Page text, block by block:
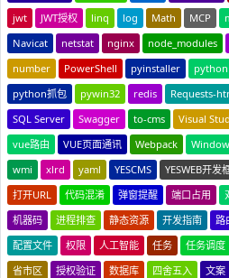
jwt
JWT授权 linq log Math MCP
Navicat
netstat nginx node_modules
number
PowerShell pyinstaller python
python抓包
pywin32 redis Requests-
SQL Server
Swagger to-cms Visual
vue路由
VUE页面通讯 Webpack
wmi
xlrd yaml YESCMS YESWEB开发
打开URL
代码混淆 弹窗提醒 端口占用
机器码
进程排查 静态资源 开发指南 路
配置文件
权限 人工智能 任务 任务调度
省市区
授权验证 数据库 四舍五入 文案